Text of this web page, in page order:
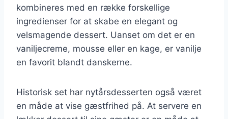
kombineres med en række forskellige
ingredienser for at skabe en elegant og
velsmagende dessert. Uanset om det er en
vaniljecreme, mousse eller en kage, er vanilje
en favorit blandt danskerne.
Historisk set har nytårsdesserten også været
en måde at vise gæstfrihed på. At servere en